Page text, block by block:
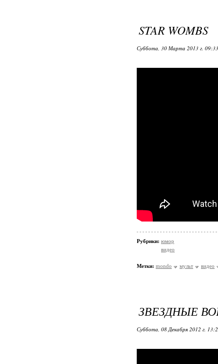
STAR WOMBS
Суббота, 30 Марта 2013 г.
Рубрики: юмор
видео
Метки: mondo мульт видео
ЗВЕЗДНЫЕ
Суббота, 08 Декабря 2012 г.